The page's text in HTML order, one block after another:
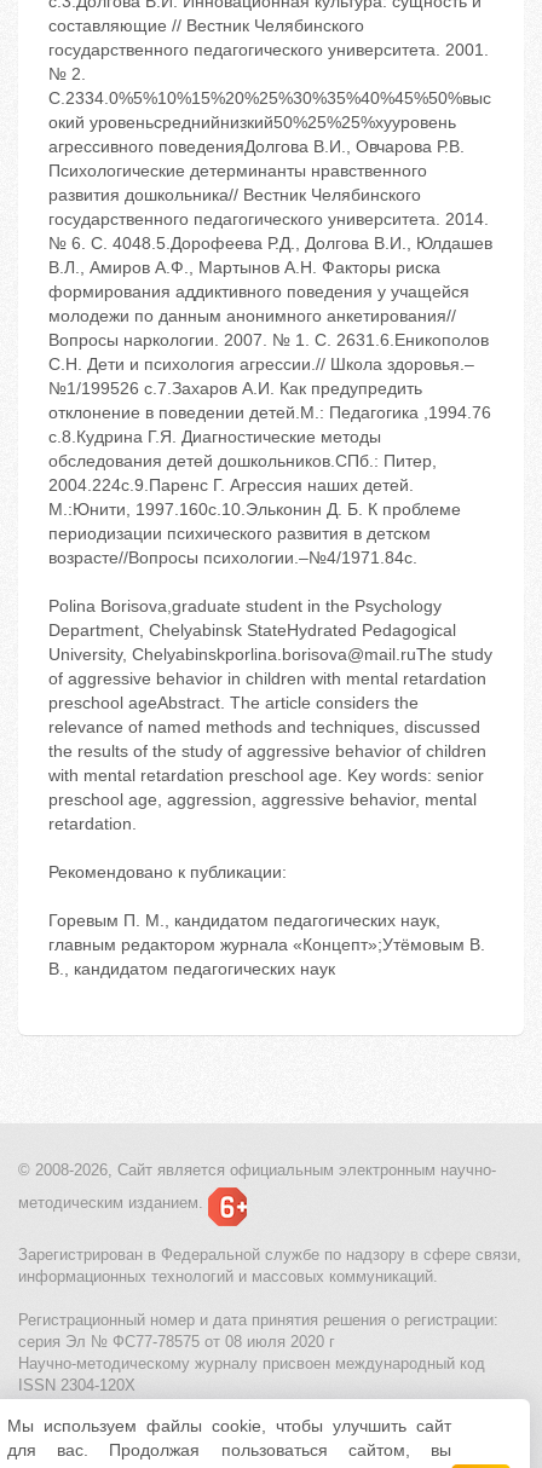
составляющие // Вестник Челябинского
государственного педагогического университета. 2001.
№ 2.
С.2334.0%5%10%15%20%25%30%35%40%45%50%выс
окий уровеньсреднийнизкий50%25%25%xyуровень
агрессивного поведенияДолгова В.И., Овчарова Р.В.
Психологические детерминанты нравственного
развития дошкольника// Вестник Челябинского
государственного педагогического университета. 2014.
№ 6. С. 4048.5.Дорофеева Р.Д., Долгова В.И., Юлдашев
В.Л., Амиров А.Ф., Мартынов А.Н. Факторы риска
формирования аддиктивного поведения у учащейся
молодежи по данным анонимного анкетирования//
Вопросы наркологии. 2007. № 1. С. 2631.6.Еникополов
С.Н. Дети и психология агрессии.// Школа здоровья.–
№1/199526 с.7.Захаров А.И. Как предупредить
отклонение в поведении детей.М.: Педагогика ,1994.76
с.8.Кудрина Г.Я. Диагностические методы
обследования детей дошкольников.СПб.: Питер,
2004.224с.9.Паренс Г. Агрессия наших детей.
М.:Юнити, 1997.160с.10.Эльконин Д. Б. К проблеме
периодизации психического развития в детском
возрасте//Вопросы психологии.–№4/1971.84с.
Polina Borisova,graduate student in the Psychology
Department, Chelyabinsk StateHydrated Pedagogical
University, Chelyabinskporlina.borisova@mail.ruThe study
of aggressive behavior in children with mental retardation
preschool ageAbstract. The article considers the
relevance of named methods and techniques, discussed
the results of the study of aggressive behavior of children
with mental retardation preschool age. Key words: senior
preschool age, aggression, aggressive behavior, mental
retardation.
Рекомендовано к публикации:
Горевым П. М., кандидатом педагогических наук,
главным редактором журнала «Концепт»;Утёмовым В.
В., кандидатом педагогических наук
© 2008-2026, Сайт является официальным электронным научно-
методическим изданием.
Зарегистрирован в Федеральной службе по надзору в сфере связи,
информационных технологий и массовых коммуникаций.
Регистрационный номер и дата принятия решения о регистрации:
серия Эл № ФС77-78575 от 08 июля 2020 г
Научно-методическому журналу присвоен международный код
ISSN 2304-120X
МЦИТО|Школьные олимпиады и онлайн конкурсы для детей
Политика использования файлов cookie| Политика обработки и
Мы используем файлы cookie, чтобы улучшить сайт
для вас. Продолжая пользоваться сайтом, вы